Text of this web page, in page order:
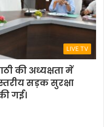
LIVE TV
की अध्यक्षता में
सड़क सुरक्षा
गई।